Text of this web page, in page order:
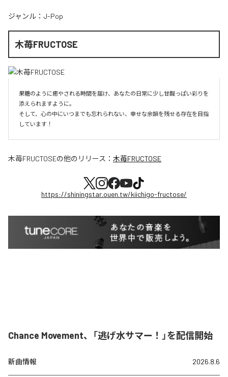
ジャンル： J-Pop
木苺FRUCTOSE
果糖のように癒やされる時間を届け、あなたの日常に少し甘酸っぱい彩りを
添えられますように。
そして、心の中にいつまでも忘れられない、幸せな余韻を残せる存在を目指
しています！
木苺FRUCTOSEの他のリリース： 木苺FRUCTOSE
https://shiningstar.ouen.tw/kiichigo-fructose/
Chance Movement、「逃げ水サマー！」を配信開始
新曲情報 2026.8.6